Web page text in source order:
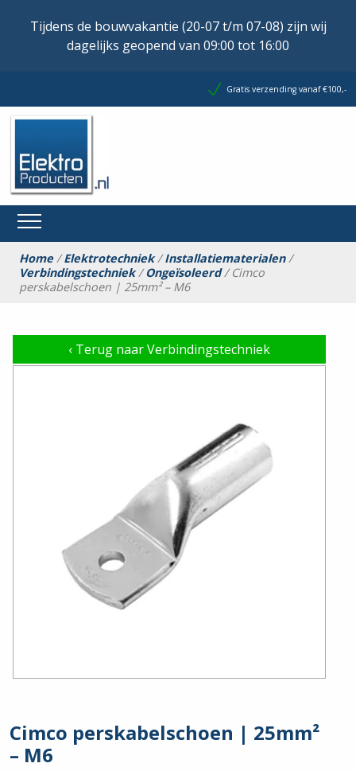
Tijdens de bouwvakantie (20-07 t/m 07-08) zijn wij
dagelijks geopend van 09:00 tot 16:00
Gratis verzending vanaf €100,-
Home/Elektrotechniek/Installatiematerialen/
Verbindingstechniek/Ongeïsoleerd/ Cimco
perskabelschoen | 25mm² – M6
‹ Terug naar Verbindingstechniek
Cimco perskabelschoen | 25mm²
– M6